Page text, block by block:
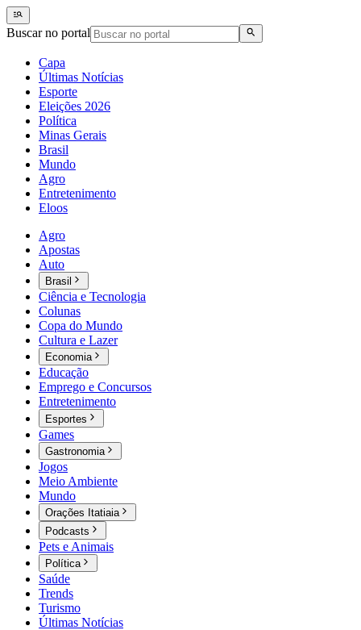
Buscar no portal
Capa
Últimas Notícias
Esporte
Eleições 2026
Política
Minas Gerais
Brasil
Mundo
Agro
Entretenimento
Eloos
Agro
Apostas
Auto
Brasil
Ciência e Tecnologia
Colunas
Copa do Mundo
Cultura e Lazer
Economia
Educação
Emprego e Concursos
Entretenimento
Esportes
Games
Gastronomia
Jogos
Meio Ambiente
Mundo
Orações Itatiaia
Podcasts
Pets e Animais
Política
Saúde
Trends
Turismo
Últimas Notícias